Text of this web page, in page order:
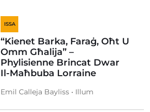
ISSA
“Kienet Barka, Faraġ, Oħt U
Omm Għalija” –
Phylisienne Brincat Dwar
Il-Maħbuba Lorraine
Emil Calleja Bayliss • Illum